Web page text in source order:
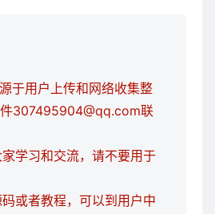
于用户上传和网络收集整
307495904@qq.com联
学习和交流，请不要用于
或者教程，可以到用户中